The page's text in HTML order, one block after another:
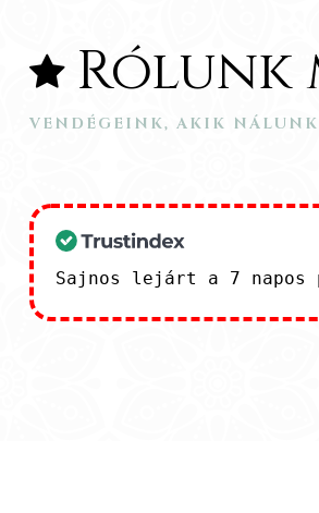
VENDÉGEINK, AKIK NÁLUNK
Rólunk
Sajnos lejárt a 7 napos